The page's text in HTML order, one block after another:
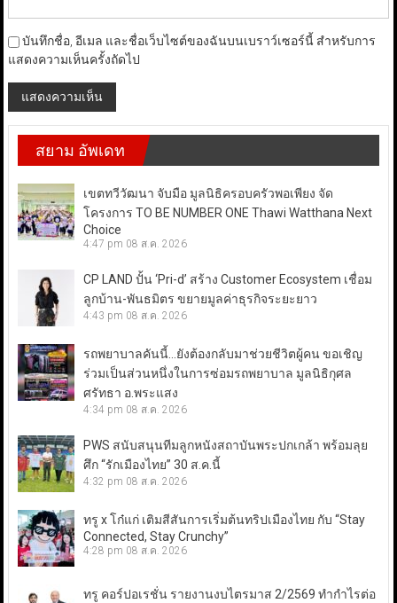
บันทึกชื่อ, อีเมล และชื่อเว็บไซต์ของฉันบนเบราว์เซอร์นี้ สำหรับการ
แสดงความเห็นครั้งถัดไป
สยาม อัพเดท
เขตทวีวัฒนา จับมือ มูลนิธิครอบครัวพอเพียง จัด
โครงการ TO BE NUMBER ONE Thawi Watthana Next
Choice
4:47 pm 08 ส.ค. 2026
CP LAND ปั้น ‘Pri-d’ สร้าง Customer Ecosystem เชื่อม
ลูกบ้าน-พันธมิตร ขยายมูลค่าธุรกิจระยะยาว
4:43 pm 08 ส.ค. 2026
รถพยาบาลคันนี้…ยังต้องกลับมาช่วยชีวิตผู้คน ขอเชิญ
ร่วมเป็นส่วนหนึ่งในการซ่อมรถพยาบาล มูลนิธิกุศล
ศรัทธา อ.พระแสง
4:34 pm 08 ส.ค. 2026
PWS สนับสนุนทีมลูกหนังสถาบันพระปกเกล้า พร้อมลุย
ศึก “รักเมืองไทย” 30 ส.ค.นี้
4:32 pm 08 ส.ค. 2026
ทรู x โก๋แก่ เติมสีสันการเริ่มต้นทริปเมืองไทย กับ “Stay
Connected, Stay Crunchy”
4:28 pm 08 ส.ค. 2026
ทรู คอร์ปอเรชั่น รายงานงบไตรมาส 2/2569 ทำกำไรต่อ